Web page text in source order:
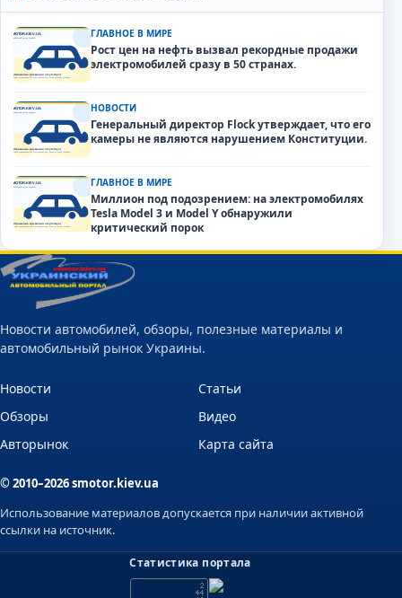
ГЛАВНОЕ В МИРЕ
Рост цен на нефть вызвал рекордные продажи
электромобилей сразу в 50 странах.
НОВОСТИ
Генеральный директор Flock утверждает, что его
камеры не являются нарушением Конституции.
ГЛАВНОЕ В МИРЕ
Миллион под подозрением: на электромобилях
Tesla Model 3 и Model Y обнаружили
критический порок
Новости автомобилей, обзоры, полезные материалы и
автомобильный рынок Украины.
Новости
Статьи
Обзоры
Видео
Авторынок
Карта сайта
© 2010–2026 smotor.kiev.ua
Использование материалов допускается при наличии активной
ссылки на источник.
Статистика портала